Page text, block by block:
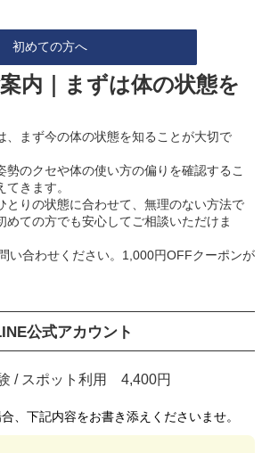
初めての方へ
内｜まずは体の状態を
、まず今の体の状態を知ることが大切で
勢のクセや体の使い方の偏りを確認するこ
きます。
とりの状態に合わせて、無理のない方法で
めての方でも安心してご相談いただけま
い合わせください。1,000円OFFクーポンが
公式アカウント
/ スポット利用 4,400円
、下記内容をお書き添えくださいませ。